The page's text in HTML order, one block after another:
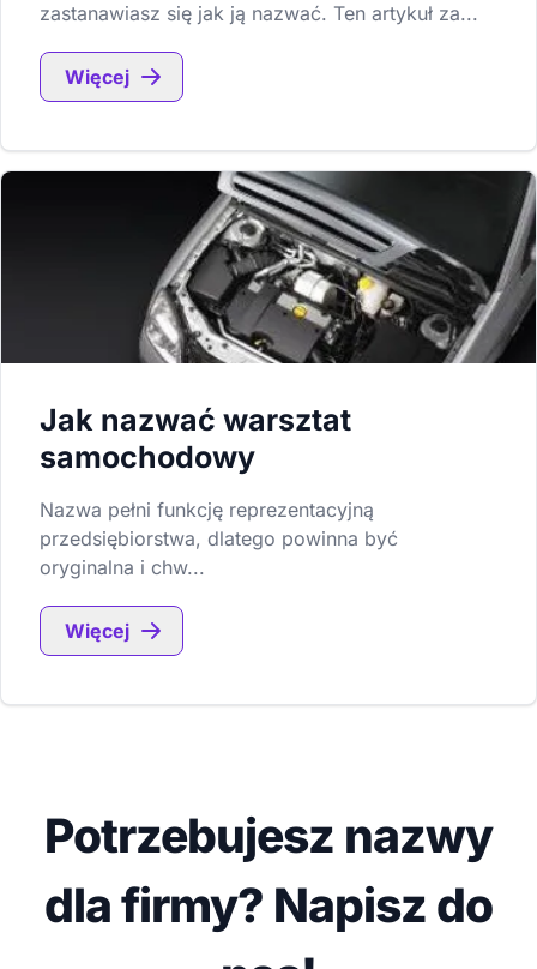
zastanawiasz się jak ją nazwać. Ten artykuł za...
Więcej
Jak nazwać warsztat
samochodowy
Nazwa pełni funkcję reprezentacyjną
przedsiębiorstwa, dlatego powinna być
oryginalna i chw...
Więcej
Potrzebujesz nazwy
dla firmy? Napisz do